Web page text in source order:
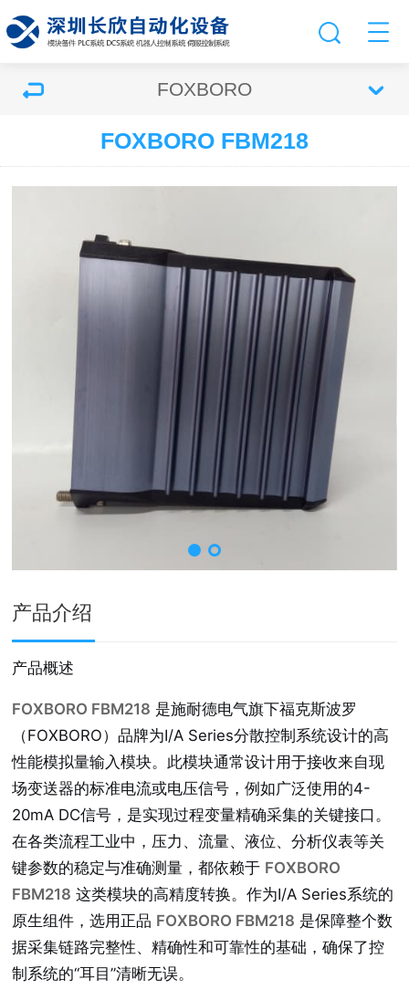
FOXBORO
FOXBORO FBM218
产品介绍
产品概述
FOXBORO FBM218 是施耐德电气旗下福克斯波罗
（FOXBORO）品牌为I/A Series分散控制系统设计的高
性能模拟量输入模块。此模块通常设计用于接收来自现
场变送器的标准电流或电压信号，例如广泛使用的4-
20mA DC信号，是实现过程变量精确采集的关键接口。
在各类流程工业中，压力、流量、液位、分析仪表等关
键参数的稳定与准确测量，都依赖于 FOXBORO
FBM218 这类模块的高精度转换。作为I/A Series系统的
原生组件，选用正品 FOXBORO FBM218 是保障整个数
据采集链路完整性、精确性和可靠性的基础，确保了控
制系统的“耳目”清晰无误。